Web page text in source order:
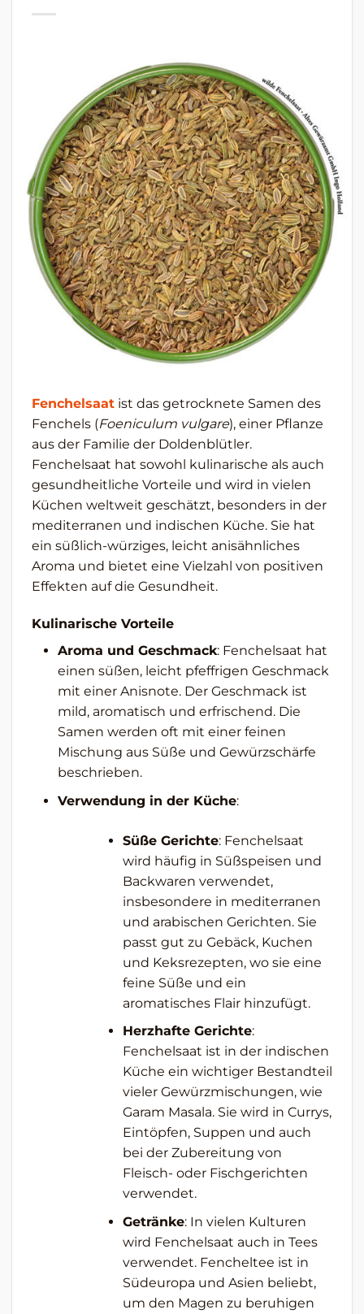
Fenchelsaat ist das getrocknete Samen des
Fenchels (Foeniculum vulgare), einer Pflanze
aus der Familie der Doldenblütler.
Fenchelsaat hat sowohl kulinarische als auch
gesundheitliche Vorteile und wird in vielen
Küchen weltweit geschätzt, besonders in der
mediterranen und indischen Küche. Sie hat
ein süßlich-würziges, leicht anisähnliches
Aroma und bietet eine Vielzahl von positiven
Effekten auf die Gesundheit.
Kulinarische Vorteile
Aroma und Geschmack: Fenchelsaat hat
einen süßen, leicht pfeffrigen Geschmack
mit einer Anisnote. Der Geschmack ist
mild, aromatisch und erfrischend. Die
Samen werden oft mit einer feinen
Mischung aus Süße und Gewürzschärfe
beschrieben.
Verwendung in der Küche:
Süße Gerichte: Fenchelsaat
wird häufig in Süßspeisen und
Backwaren verwendet,
insbesondere in mediterranen
und arabischen Gerichten. Sie
passt gut zu Gebäck, Kuchen
und Keksrezepten, wo sie eine
feine Süße und ein
aromatisches Flair hinzufügt.
Herzhafte Gerichte:
Fenchelsaat ist in der indischen
Küche ein wichtiger Bestandteil
vieler Gewürzmischungen, wie
Garam Masala. Sie wird in Currys,
Eintöpfen, Suppen und auch
bei der Zubereitung von
Fleisch- oder Fischgerichten
verwendet.
Getränke: In vielen Kulturen
wird Fenchelsaat auch in Tees
verwendet. Fencheltee ist in
Südeuropa und Asien beliebt,
um den Magen zu beruhigen